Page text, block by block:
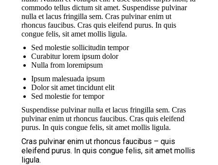
commodo tellus dictum sit amet. Suspendisse pulvinar
nulla et lacus fringilla sem. Cras pulvinar enim ut
rhoncus faucibus. Cras quis eleifend purus. In quis
congue felis, sit amet mollis ligula.
Sed molestie sollicitudin tempor
Curabitur lorem ipsum dolor
Nulla from loremipsum
Ipsum malesuada ipsum
Dolor sit amet tincidunt elit
Sed molestie for tempor
Suspendisse pulvinar nulla et lacus fringilla sem. Cras
pulvinar enim ut rhoncus faucibus. Cras quis eleifend
purus. In quis congue felis, sit amet mollis ligula.
Cras pulvinar enim ut rhoncus faucibus – quis
eleifend purus. In quis congue felis, sit amet mollis
ligula.